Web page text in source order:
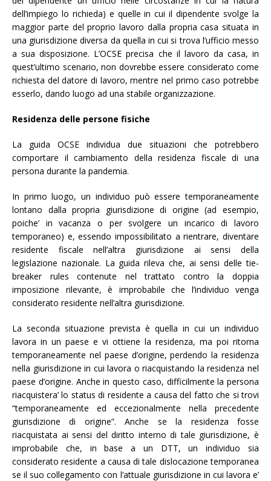
dell’impiego lo richieda) e quelle in cui il dipendente svolge la
maggior parte del proprio lavoro dalla propria casa situata in
una giurisdizione diversa da quella in cui si trova l’ufficio messo
a sua disposizione. L’OCSE precisa che il lavoro da casa, in
quest’ultimo scenario, non dovrebbe essere considerato come
richiesta del datore di lavoro, mentre nel primo caso potrebbe
esserlo, dando luogo ad una stabile organizzazione.
Residenza delle persone fisiche
La guida OCSE individua due situazioni che potrebbero
comportare il cambiamento della residenza fiscale di una
persona durante la pandemia.
In primo luogo, un individuo può essere temporaneamente
lontano dalla propria giurisdizione di origine (ad esempio,
poiche’ in vacanza o per svolgere un incarico di lavoro
temporaneo) e, essendo impossibilitato a rientrare, diventare
residente fiscale nell’altra giurisdizione ai sensi della
legislazione nazionale. La guida rileva che, ai sensi delle tie-
breaker rules contenute nel trattato contro la doppia
imposizione rilevante, è improbabile che l’individuo venga
considerato residente nell’altra giurisdizione.
La seconda situazione prevista è quella in cui un individuo
lavora in un paese e vi ottiene la residenza, ma poi ritorna
temporaneamente nel paese d’origine, perdendo la residenza
nella giurisdizione in cui lavora o riacquistando la residenza nel
paese d’origine. Anche in questo caso, difficilmente la persona
riacquistera’ lo status di residente a causa del fatto che si trovi
“temporaneamente ed eccezionalmente nella precedente
giurisdizione di origine”. Anche se la residenza fosse
riacquistata ai sensi del diritto interno di tale giurisdizione, è
improbabile che, in base a un DTT, un individuo sia
considerato residente a causa di tale dislocazione temporanea
se il suo collegamento con l’attuale giurisdizione in cui lavora e’